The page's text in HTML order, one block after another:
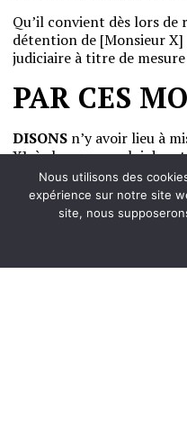
Qu’il convient dèslors de
détention de [Monsieur X]
judiciaire àtitre de mesure
PAR CES
DISONS n’yavoirlieu à
X],àchargepourluide
l’article 148-3ducodede
l’engagementdese
procédure aussitôtqu’il
Nous utilisons des
expérience sur notre site
site, nous